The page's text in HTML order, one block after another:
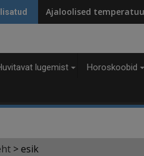
Ajaloolised
lugemist Horoskoobid
>esik